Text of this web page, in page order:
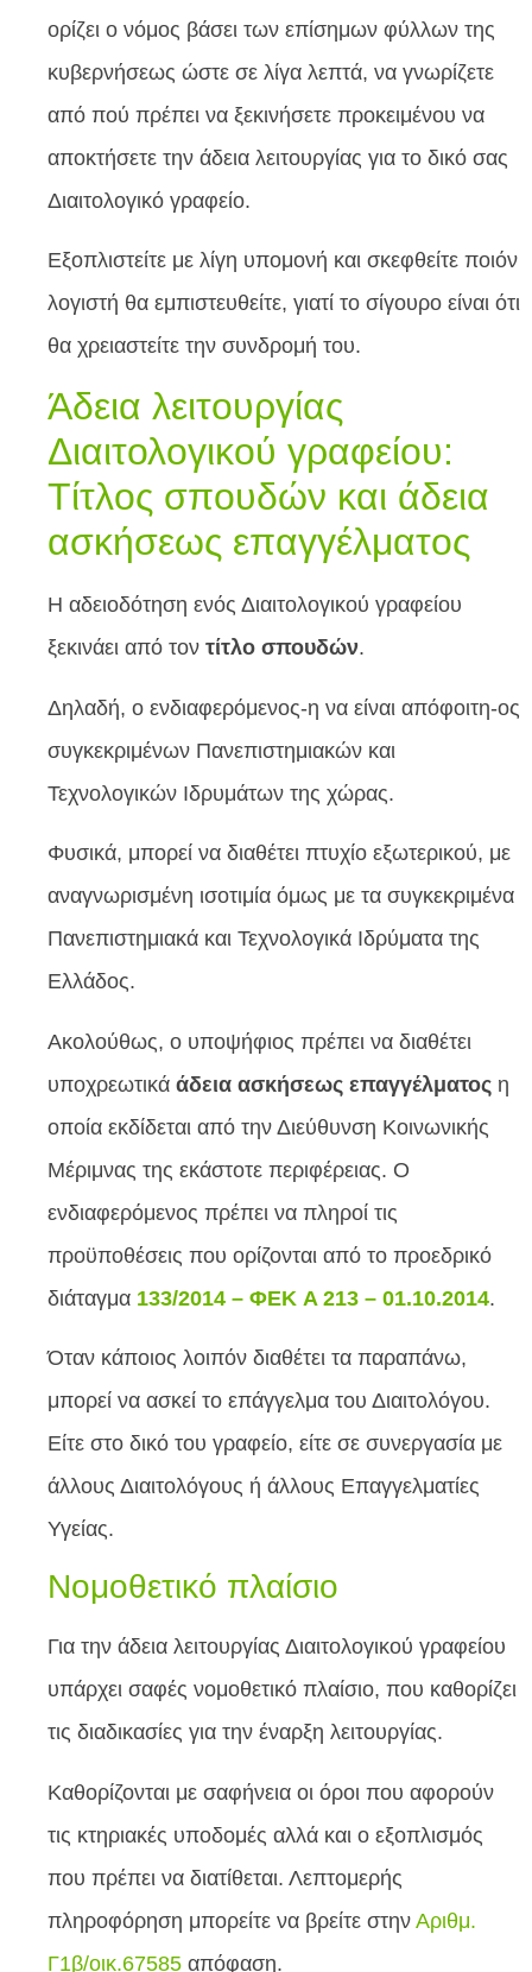
ορίζει ο νόμος βάσει των επίσημων φύλλων της
κυβερνήσεως ώστε σε λίγα λεπτά, να γνωρίζετε
από πού πρέπει να ξεκινήσετε προκειμένου να
αποκτήσετε την άδεια λειτουργίας για το δικό σας
Διαιτολογικό γραφείο.
Εξοπλιστείτε με λίγη υπομονή και σκεφθείτε ποιόν
λογιστή θα εμπιστευθείτε, γιατί το σίγουρο είναι ότι
θα χρειαστείτε την συνδρομή του.
Άδεια λειτουργίας
Διαιτολογικού γραφείου:
Τίτλος σπουδών και άδεια
ασκήσεως επαγγέλματος
Η αδειοδότηση ενός Διαιτολογικού γραφείου
ξεκινάει από τον τίτλο σπουδών.
Δηλαδή, ο ενδιαφερόμενος-η να είναι απόφοιτη-ος
συγκεκριμένων Πανεπιστημιακών και
Τεχνολογικών Ιδρυμάτων της χώρας.
Φυσικά, μπορεί να διαθέτει πτυχίο εξωτερικού, με
αναγνωρισμένη ισοτιμία όμως με τα συγκεκριμένα
Πανεπιστημιακά και Τεχνολογικά Ιδρύματα της
Ελλάδος.
Ακολούθως, ο υποψήφιος πρέπει να διαθέτει
υποχρεωτικά άδεια ασκήσεως επαγγέλματος η
οποία εκδίδεται από την Διεύθυνση Κοινωνικής
Μέριμνας της εκάστοτε περιφέρειας. Ο
ενδιαφερόμενος πρέπει να πληροί τις
προϋποθέσεις που ορίζονται από το προεδρικό
διάταγμα 133/2014 – ΦΕΚ A 213 – 01.10.2014.
Όταν κάποιος λοιπόν διαθέτει τα παραπάνω,
μπορεί να ασκεί το επάγγελμα του Διαιτολόγου.
Είτε στο δικό του γραφείο, είτε σε συνεργασία με
άλλους Διαιτολόγους ή άλλους Επαγγελματίες
Υγείας.
Νομοθετικό πλαίσιο
Για την άδεια λειτουργίας Διαιτολογικού γραφείου
υπάρχει σαφές νομοθετικό πλαίσιο, που καθορίζει
τις διαδικασίες για την έναρξη λειτουργίας.
Καθορίζονται με σαφήνεια οι όροι που αφορούν
τις κτηριακές υποδομές αλλά και ο εξοπλισμός
που πρέπει να διατίθεται. Λεπτομερής
πληροφόρηση μπορείτε να βρείτε στην Αριθμ.
Γ1β/οικ.67585 απόφαση.